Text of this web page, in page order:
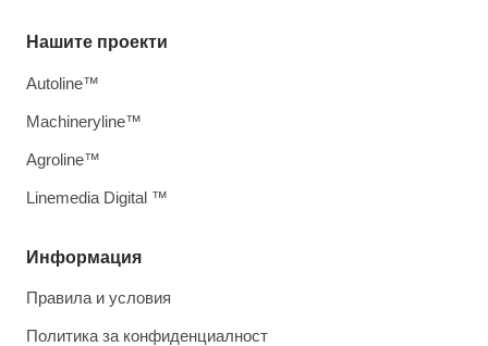
Информация
Правила и условия
Политика за конфиденциалност
Нашите проекти
Autoline™
Machineryline™
Agroline™
Linemedia Digital ™